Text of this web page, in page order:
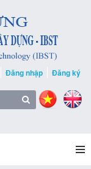
Đăng nhập Đăng ký